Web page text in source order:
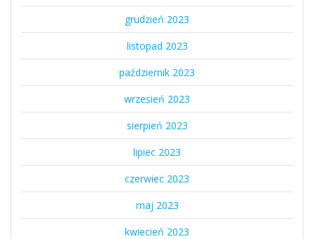
grudzień 2023
listopad 2023
październik 2023
wrzesień 2023
sierpień 2023
lipiec 2023
czerwiec 2023
maj 2023
kwiecień 2023